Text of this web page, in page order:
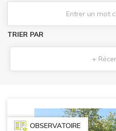
TRIER PAR
OBSERVATOIRE